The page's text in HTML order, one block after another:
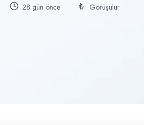
28 gün önce Görüşülür